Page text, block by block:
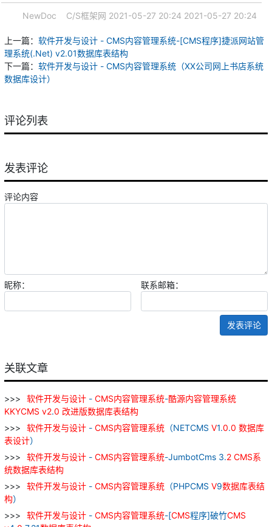
NewDoc C/S框架网 2021-05-27 20:24 2021-05-27 20:24
上一篇： 软件开发与设计 - CMS内容管理系统-[CMS程序]捷派网站管
理系统(.Net) v2.01数据库表结构
下一篇： 软件开发与设计 - CMS内容管理系统（XX公司网上书店系统
数据库设计）
评论列表
发表评论
评论内容
昵称： 联系邮箱：
发表评论
关联文章
软件开发与设计 - CMS内容管理系统-酷源内容管理系统
KKYCMS v2.0 改进版数据库表结构
软件开发与设计 - CMS内容管理系统 （NETCMS V1.0.0 数据库
表设计）
软件开发与设计 - CMS内容管理系统-JumbotCms 3.2 CMS系
统数据库表结构
软件开发与设计 - CMS内容管理系统 （PHPCMS V9数据库表结
构）
软件开发与设计 - CMS内容管理系统-[CMS程序]破竹CMS